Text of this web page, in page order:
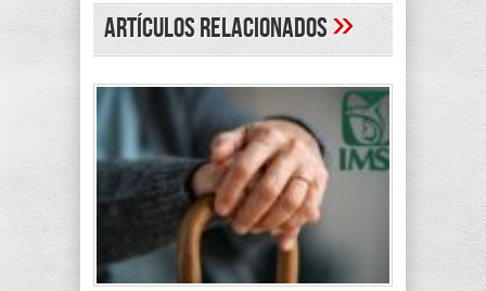
Artículos Relacionados»